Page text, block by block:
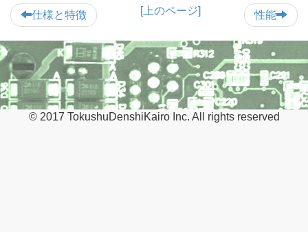
仕様と特徴 性能
[上のページ]
© 2017 TokushuDenshiKairo Inc. All rights reserved